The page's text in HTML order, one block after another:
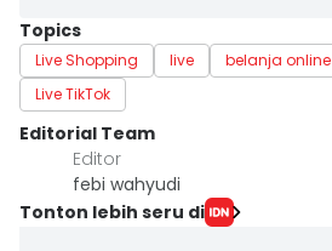
Topics
Live Shopping live belanja online
Live TikTok
Editorial Team
Editor
febi wahyudi
Tonton lebih seru di